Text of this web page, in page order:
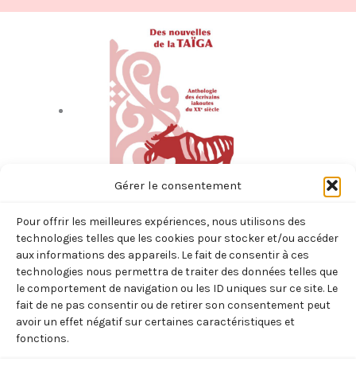
Gérer le consentement
Pour offrir les meilleures expériences, nous utilisons des
technologies telles que les cookies pour stocker et/ou accéder
aux informations des appareils. Le fait de consentir à ces
technologies nous permettra de traiter des données telles que
le comportement de navigation ou les ID uniques sur ce site. Le
fait de ne pas consentir ou de retirer son consentement peut
avoir un effet négatif sur certaines caractéristiques et
fonctions.
NOUVELLES DE LA TAIGA (COLLECTIF – MAJ –
VINOKUROV – RENCHIN)
13,00 € TTC
3 en stock
u